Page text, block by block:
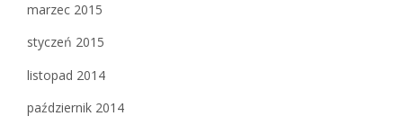
marzec 2015
styczeń 2015
listopad 2014
październik 2014